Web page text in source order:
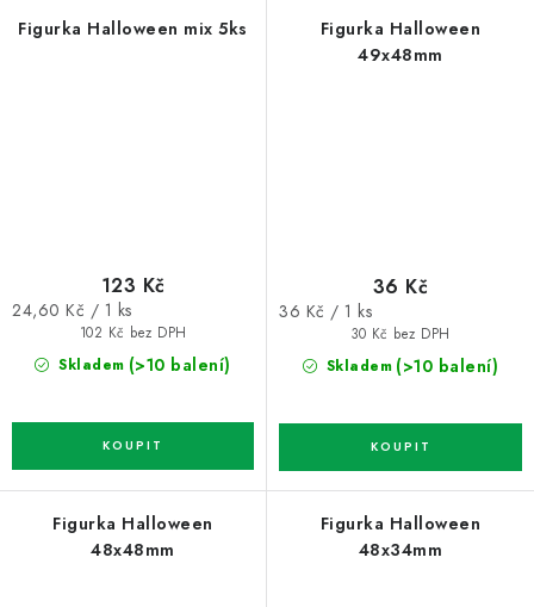
Figurka Halloween mix 5ks
Skladem (>10 balení)
102 Kč bez DPH
123 Kč
Měrná
24,60 Kč / 1 ks
Figurka Halloween
49x48mm
Skladem (>10 balení)
30 Kč bez DPH
36 Kč
Měrná
36 Kč / 1 ks
Figurka Halloween
48x48mm
Figurka Halloween
48x34mm